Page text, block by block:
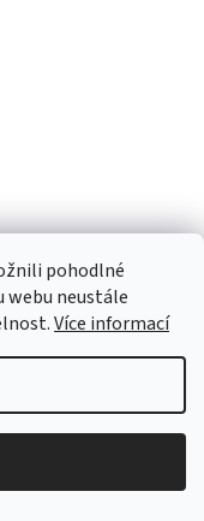
pohodlné
webu neustále
Více informací